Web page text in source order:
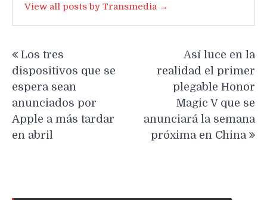
View all posts by Transmedia →
de
entradas
Los tres
dispositivos que se
espera sean
anunciados por
Apple a más tardar
en abril
Así luce en la
realidad el primer
plegable Honor
Magic V que se
anunciará la semana
próxima en China